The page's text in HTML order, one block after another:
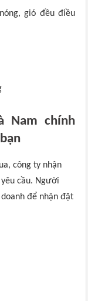
gió đều điều
Nam chính
công ty nhận
cầu. Người
để nhận đặt